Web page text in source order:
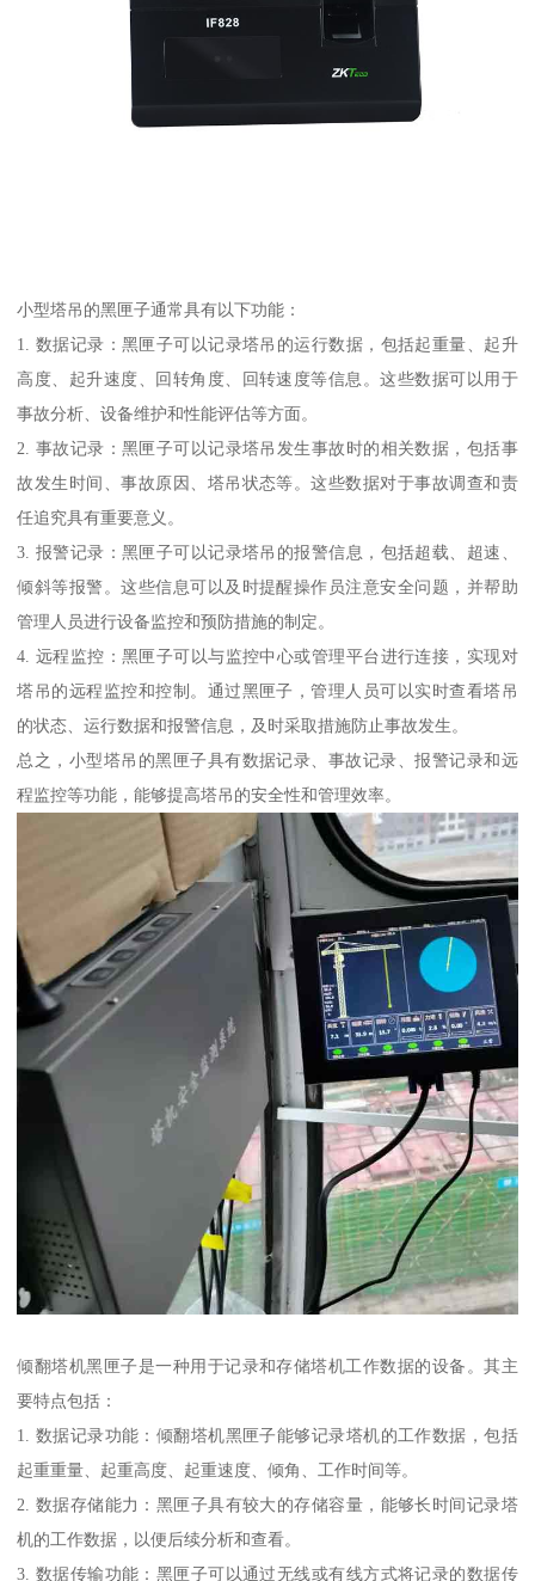
小型塔吊的黑匣子通常具有以下功能：
1. 数据记录：黑匣子可以记录塔吊的运行数据，包括起重量、起升
高度、起升速度、回转角度、回转速度等信息。这些数据可以用于
事故分析、设备维护和性能评估等方面。
2. 事故记录：黑匣子可以记录塔吊发生事故时的相关数据，包括事
故发生时间、事故原因、塔吊状态等。这些数据对于事故调查和责
任追究具有重要意义。
3. 报警记录：黑匣子可以记录塔吊的报警信息，包括超载、超速、
倾斜等报警。这些信息可以及时提醒操作员注意安全问题，并帮助
管理人员进行设备监控和预防措施的制定。
4. 远程监控：黑匣子可以与监控中心或管理平台进行连接，实现对
塔吊的远程监控和控制。通过黑匣子，管理人员可以实时查看塔吊
的状态、运行数据和报警信息，及时采取措施防止事故发生。
总之，小型塔吊的黑匣子具有数据记录、事故记录、报警记录和远
程监控等功能，能够提高塔吊的安全性和管理效率。
倾翻塔机黑匣子是一种用于记录和存储塔机工作数据的设备。其主
要特点包括：
1. 数据记录功能：倾翻塔机黑匣子能够记录塔机的工作数据，包括
起重重量、起重高度、起重速度、倾角、工作时间等。
2. 数据存储能力：黑匣子具有较大的存储容量，能够长时间记录塔
机的工作数据，以便后续分析和查看。
3. 数据传输功能：黑匣子可以通过无线或有线方式将记录的数据传